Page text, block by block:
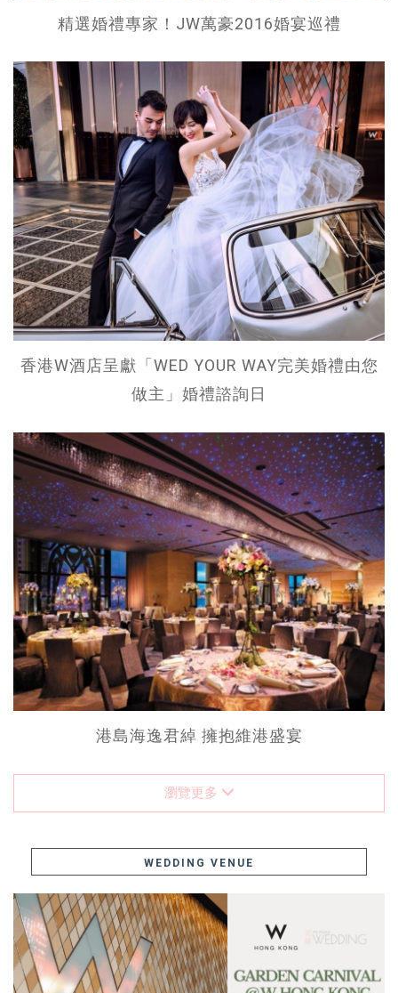
精選婚禮專家！JW萬豪2016婚宴巡禮
香港W酒店呈獻「WED YOUR WAY完美婚禮由您
做主」婚禮諮詢日
港島海逸君綽 擁抱維港盛宴
瀏覽更多
WEDDING VENUE